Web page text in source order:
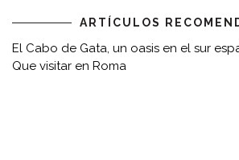
ARTÍCULOS
El Cabo de Gata, un oasis en el sur
Que visitar en Roma